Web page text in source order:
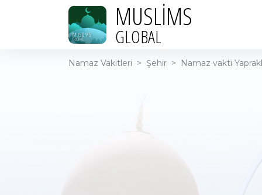
MUSLIMS
GLOBAL
Namaz Vakitleri > Şehir > Namaz vakti